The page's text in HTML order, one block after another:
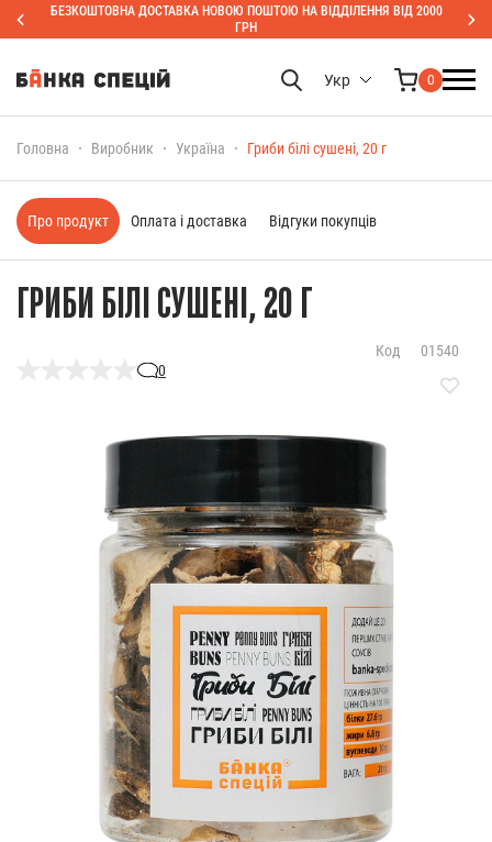
БЕЗКОШТОВНА ДОСТАВКА НОВОЮ ПОШТОЮ НА ВІДДІЛЕННЯ ВІД 2000
ГРН
Укр 0
Головна Виробник Україна Гриби білі сушені, 20 г
ГРИБИ БІЛІ СУШЕНІ, 20 Г
0
Код 01540
Про продукт Оплата і доставка Відгуки покупців